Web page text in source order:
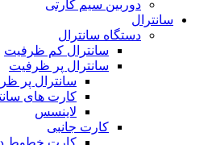
دوربین سیم کارتی
سانترال
دستگاه سانترال
سانترال کم ظرفیت
سانترال پر ظرفیت
سانترال پر
کارت های
لاینسس
کارت جانبی